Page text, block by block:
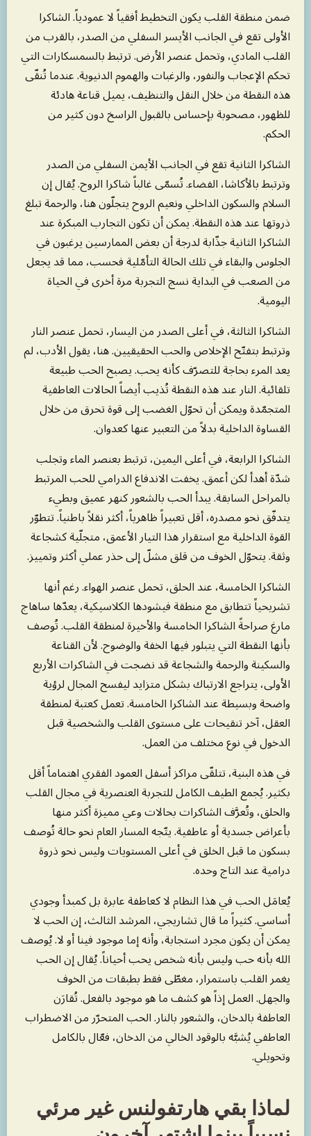
ضمن منطقة القلب يكون التخطيط أفقياً لا عمودياً. الشاكرا
الأولى تقع في الجانب الأيسر السفلي من الصدر، بالقرب من
القلب المادي، وتحمل عنصر الأرض. ترتبط بالسمسكارات التي
تحكم الإعجاب والنفور، والرغبات والهموم الدنيوية. عندما تُنقّى
هذه النقطة من خلال النقل والتنظيف، يميل قناعة هادئة
للظهور، مصحوبة بإحساس بالقبول الراسخ دون كثير من
الحكم.
الشاكرا الثانية تقع في الجانب الأيمن السفلي من الصدر
وترتبط بالأكاشا، الفضاء. تُسمّى غالباً شاكرا الروح. يُقال إن
السلام والسكون الداخلي ونعيم الروح يتجلّون هنا، والرحمة تبلغ
ذروتها عند هذه النقطة. يمكن أن تكون التجارب المبكرة عند
الشاكرا الثانية جذّابة لدرجة أن بعض الممارسين يرغبون في
الجلوس والبقاء في تلك الحالة التأمّلية فحسب، مما قد يجعل
من الصعب في البداية نسج التجربة مرة أخرى في الحياة
اليومية.
الشاكرا الثالثة، في أعلى الصدر من اليسار، تحمل عنصر النار
وترتبط بتفتّح الإخلاص والحب الحقيقيين. هنا، يقول الأدب، لم
يعد المرء بحاجة للتصرّف كأنه يحب. يصبح الحب طبيعة
تلقائية. النار عند هذه النقطة تُذيب أيضاً الحالات العاطفية
المتجمّدة ويمكن أن تحوّل الغضب إلى قوة تحرق من خلال
القساوة الداخلية بدلاً من التعبير عنها كعدوان.
الشاكرا الرابعة، في أعلى اليمين، ترتبط بعنصر الماء وتجلب
شدّة أهدأ لكن أعمق. يخفت الاندفاع الدرامي للحب المرتبط
بالمراحل السابقة. يبدأ الحب بالشعور كنهر عميق وبطيء
يتدفّق نحو مصدره، أقل تعبيراً ظاهرياً، أكثر نقلاً باطنياً. تتطوّر
القوة الداخلية مع استقرار هذا التيار الأعمق، متجلّية كشجاعة
وثقة. يتحوّل الخوف من قلق مشلّ إلى حذر عملي أكثر وتمييز.
الشاكرا الخامسة، عند الحلق، تحمل عنصر الهواء. رغم أنها
تشريحياً تتطابق مع منطقة فيشودها الكلاسيكية، يعدّها ساهاج
مارغ صراحةً الشاكرا الخامسة والأخيرة لمنطقة القلب. تُوصف
بأنها النقطة التي يتبلور فيها الخفة والوضوح. لأن القناعة
والسكينة والرحمة والشجاعة قد نضجت في الشاكرات الأربع
الأولى، يتراجع الارتباك بشكل متزايد ليفسح المجال لرؤية
واضحة وبسيطة عند الشاكرا الخامسة. تعمل كعتبة لمنطقة
العقل، آخر تنقيحات على مستوى القلب والشخصية قبل
الدخول في نوع مختلف من العمل.
في هذه البنية، تتلقّى مراكز أسفل العمود الفقري اهتماماً أقل
بكثير. يُجمع الطيف الكامل للتجربة العنصرية في مجال القلب
والحلق، وتُعرَّف الشاكرات بحالات وعي مميزة أكثر منها
بأعراض جسدية أو عاطفية. يتّجه المسار العام نحو حالة تُوصف
بسكون ما قبل الخلق في أعلى المستويات وليس نحو ذروة
درامية عند التاج وحده.
يُعامَل الحب في هذا النظام لا كعاطفة عابرة بل كمبدأ وجودي
أساسي. كثيراً ما قال تشاريجي، المرشد الثالث، إن الحب لا
يمكن أن يكون مجرد استجابة، وأنه إما موجود فينا أو لا. يُوصف
الله بأنه حب وليس بأنه شخص يحب أحياناً. يُقال إن الحب
يغمر القلب باستمرار، مغطّى فقط بطبقات من الخوف
والجهل. العمل إذاً هو كشف ما هو موجود بالفعل. تُقارَن
العاطفة بالدخان، والشعور بالنار. الحب المتحرّر من الاضطراب
العاطفي يُشبَّه بالوقود الخالي من الدخان، فعّال بالكامل
وتحويلي.
لماذا بقي هارتفولنس غير مرئي